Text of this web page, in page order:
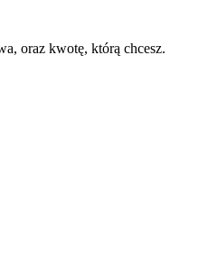
oraz kwotę, którą chcesz.